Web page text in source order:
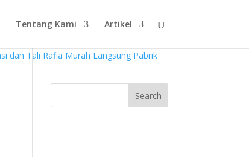
Tentang Kami Artikel